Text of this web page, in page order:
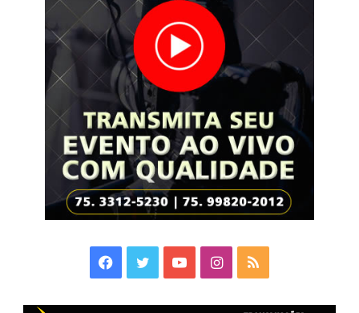
Facebook
TwitterYouTubeInstagram
RSS